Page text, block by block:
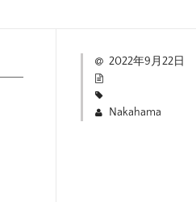
2022年9月22日
Nakahama